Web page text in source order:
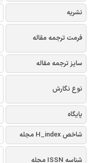
نشریه
فرمت ترجمه مقاله
سایز ترجمه مقاله
نوع نگارش
پایگاه
شاخص H_index مجله
شناسه ISSN مجله